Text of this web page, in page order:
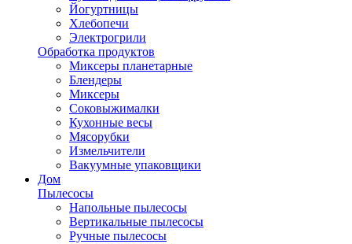
Йогуртницы
Хлебопечи
Электрогрили
Обработка продуктов
Миксеры планетарные
Блендеры
Миксеры
Соковыжималки
Кухонные весы
Мясорубки
Измельчители
Вакуумные упаковщики
Дом
Пылесосы
Напольные пылесосы
Вертикальные пылесосы
Ручные пылесосы